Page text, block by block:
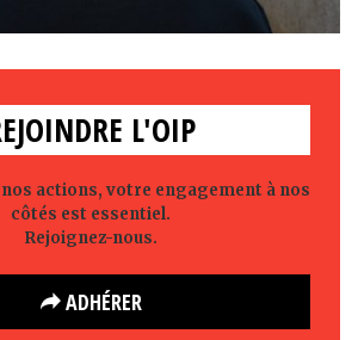
L'OIP
actions, votre engagement à nos
côtés est essentiel.
Rejoignez-nous.
ADHÉRER